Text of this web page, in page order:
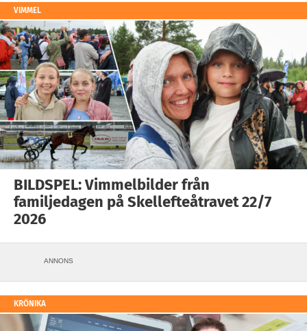
VIMMEL
BILDSPEL: Vimmelbilder från
familjedagen på Skellefteåtravet 22/7
2026
ANNONS
KRÖNIKA